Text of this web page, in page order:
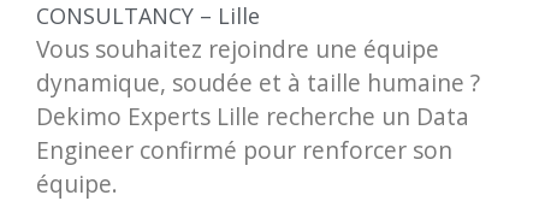
CONSULTANCY – Lille
Vous souhaitez rejoindre une équipe
dynamique, soudée et à taille humaine ?
Dekimo Experts Lille recherche un Data
Engineer confirmé pour renforcer son
équipe.